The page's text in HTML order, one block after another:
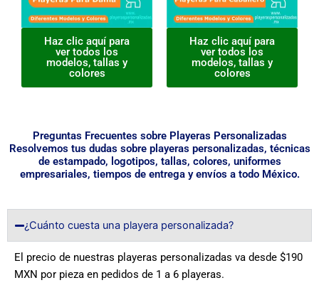
Haz clic aquí para
ver todos los
modelos, tallas y
colores
Haz clic aquí para
ver todos los
modelos, tallas y
colores
Preguntas Frecuentes sobre Playeras Personalizadas
Resolvemos tus dudas sobre playeras personalizadas, técnicas
de estampado, logotipos, tallas, colores, uniformes
empresariales, tiempos de entrega y envíos a todo México.
¿Cuánto cuesta una playera personalizada?
El precio de nuestras playeras personalizadas va desde $190
MXN por pieza en pedidos de 1 a 6 playeras.